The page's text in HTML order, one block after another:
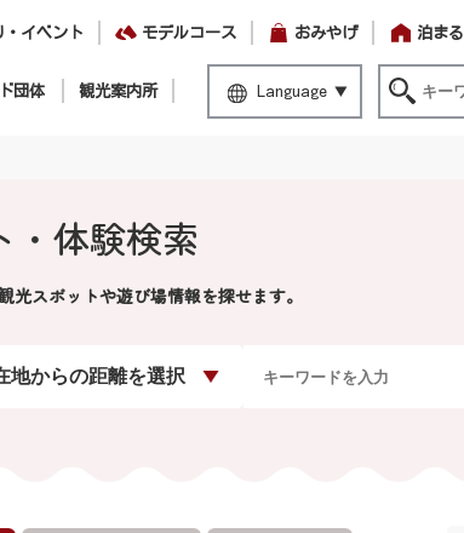
・イベント モデルコース おみやげ 泊まる
団体 観光案内所 Language
・体験検索
スポットや遊び場情報を探せます。
地からの距離を選択